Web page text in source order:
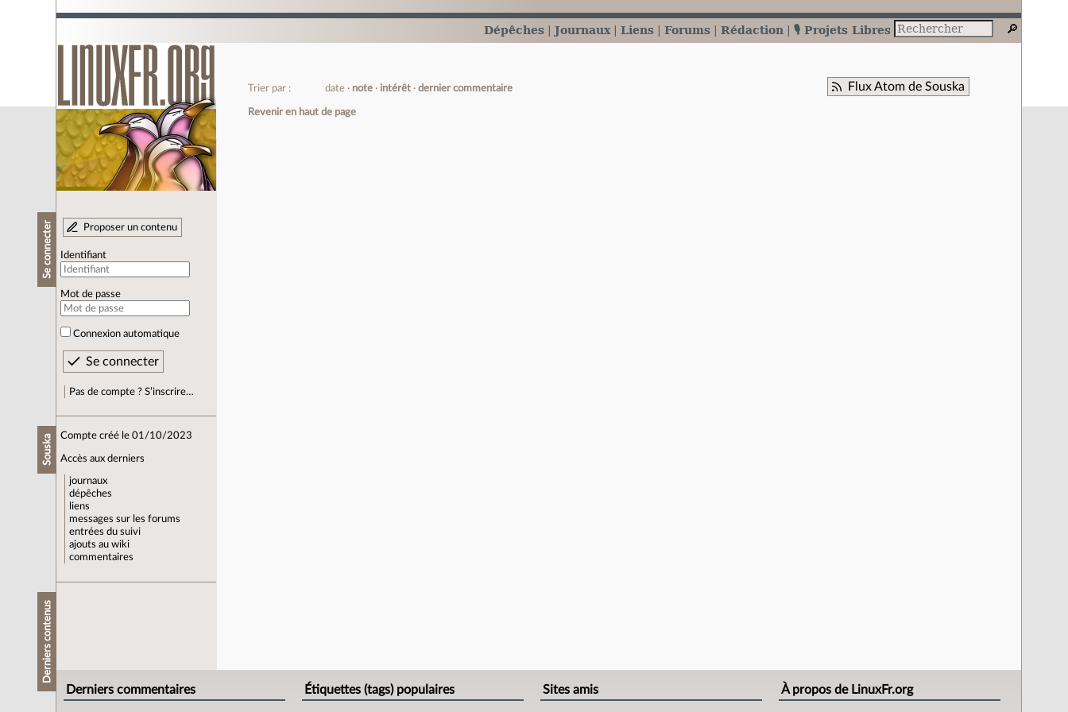
Dépêches Journaux Liens Forums Rédaction 🎙️ Projets Libres
Se connecter Proposer un contenu
Identifiant
Mot de passe
Connexion automatique
Pas de compte ? S’inscrire…
Souska Compte créé le 01/10/2023
Accès aux derniers
journaux
dépêches
liens
messages sur les forums
entrées du suivi
ajouts au wiki
commentaires
Derniers contenus
Flux Atom de Souska
Trier par : date note intérêt dernier commentaire
Revenir en haut de page
Derniers commentaires Étiquettes (tags) populaires Sites amis À propos de LinuxFr.org